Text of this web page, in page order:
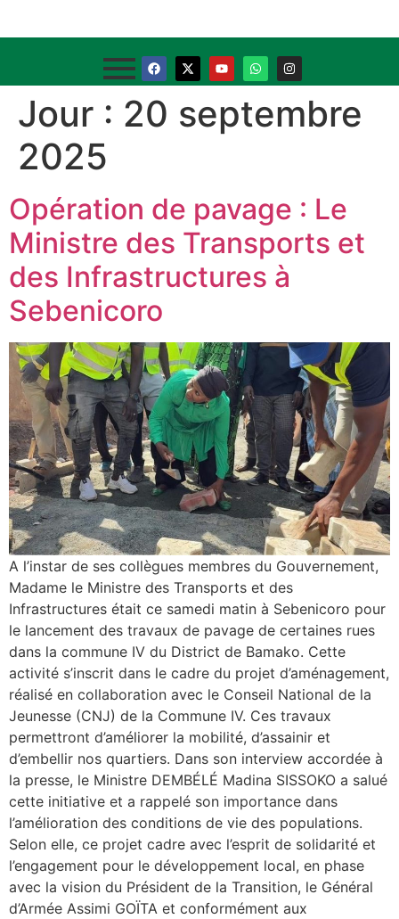
Jour : 20 septembre
2025
Opération de pavage : Le
Ministre des Transports et
des Infrastructures à
Sebenicoro
A l’instar de ses collègues membres du Gouvernement,
Madame le Ministre des Transports et des
Infrastructures était ce samedi matin à Sebenicoro pour
le lancement des travaux de pavage de certaines rues
dans la commune IV du District de Bamako. Cette
activité s’inscrit dans le cadre du projet d’aménagement,
réalisé en collaboration avec le Conseil National de la
Jeunesse (CNJ) de la Commune IV. Ces travaux
permettront d’améliorer la mobilité, d’assainir et
d’embellir nos quartiers. Dans son interview accordée à
la presse, le Ministre DEMBÉLÉ Madina SISSOKO a salué
cette initiative et a rappelé son importance dans
l’amélioration des conditions de vie des populations.
Selon elle, ce projet cadre avec l’esprit de solidarité et
l’engagement pour le développement local, en phase
avec la vision du Président de la Transition, le Général
d’Armée Assimi GOÏTA et conformément aux